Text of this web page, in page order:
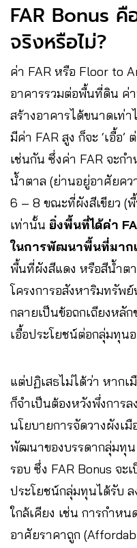
FAR Bonus คื
จริงหรือไม่?
ค่า FAR หรือ Floor to
อาคารรวมต่อพื้นที่ดิน ค่
สร้างอาคารได้ขนาดเท่
มีค่า FAR สูง ก็จะ ‘เอื้อ
เช่นกัน ซึ่งค่า FAR จะกำ
น้ำตาล (ย่านอยู่อาศัยค
6 – 8 ขณะที่ผังสีเขียว (
เท่านั้น ยิ่งพื้นที่ได้ค่า
ในการพัฒนาพื้นที่มาก
พื้นที่ผังสีแดง หรือสีน้ำตา
โครงการอสังหาริมทรัพ
กลายเป็นข้อถกเถียงหลัก
เอื้อประโยชน์ต่อกลุ่มทุน
แต่ปฏิเสธไม่ได้ว่า หากเ
ก็จำเป็นต้องหวังพึ่งการ
นโยบายการจัดวางผังเ
พัฒนาของบรรดากลุ่มทุ
รอบ ซึ่ง FAR Bonus จะ
ประโยชน์กลุ่มทุนได้รับ
ใกล้เคียง เช่น การกำห
อาศัยราคาถูก